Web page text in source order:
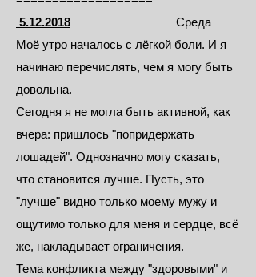
5.12.2018 Среда
Моё утро началось с лёгкой боли. И я
начинаю перечислять, чем я могу быть
довольна.
Сегодня я не могла быть активной, как
вчера: пришлось "попридержать
лошадей". Однозначно могу сказать,
что становится лучше. Пусть, это
"лучше" видно только моему мужу и
ощутимо только для меня и сердце, всё
же, накладывает ограничения.
Тема конфликта между "здоровыми" и